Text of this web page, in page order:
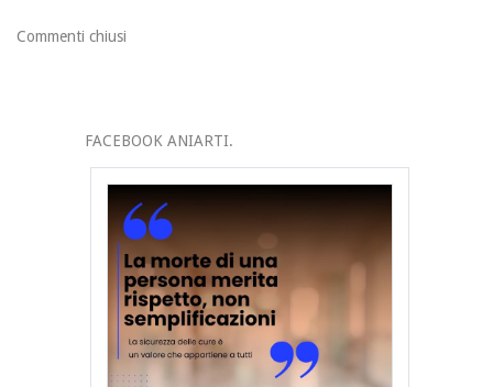
Commenti chiusi
FACEBOOK ANIARTI.